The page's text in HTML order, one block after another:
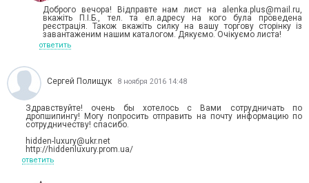
Доброго вечора! Відправте нам лист на alenka.plus@mail.ru,
вкажіть П.І.Б., тел. та ел.адресу на кого була проведена
реєстрація. Також вкажіть силку на вашу торгову сторінку із
завантаженим нашим каталогом. Дякуємо. Очікуємо листа!
ответить
Сергей Полищук 8 ноября 2016 14:48
Здравствуйте! очень бы хотелось с Вами сотрудничать по
дропшипингу! Могу попросить отправить на почту информацию по
сотрудничеству! спасибо.
hidden-luxury@ukr.net
http://hiddenluxury.prom.ua/
ответить